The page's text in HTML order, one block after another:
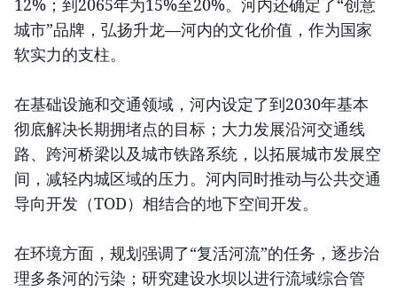
12%；到2065年为15%至20%。河内还确定了“创意
城市”品牌，弘扬升龙—河内的文化价值，作为国家
软实力的支柱。
在基础设施和交通领域，河内设定了到2030年基本
彻底解决长期拥堵点的目标；大力发展沿河交通线
路、跨河桥梁以及城市铁路系统，以拓展城市发展空
间，减轻内城区域的压力。河内同时推动与公共交通
导向开发（TOD）相结合的地下空间开发。
在环境方面，规划强调了“复活河流”的任务，逐步治
理多条河的污染；研究建设水坝以进行流域综合管